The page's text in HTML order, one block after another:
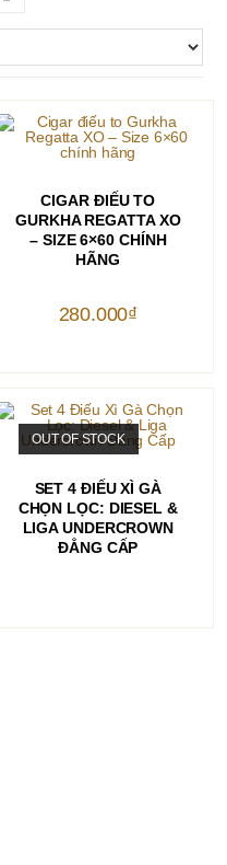
THÊM VÀO GIỎ HÀNG
CIGAR ĐIẾU TO
GURKHA REGATTA XO
– SIZE 6×60 CHÍNH
HÃNG
280.000₫
OUT OF STOCK
ĐỌC TIẾP
SET 4 ĐIẾU XÌ GÀ
CHỌN LỌC: DIESEL &
LIGA UNDERCROWN
ĐẲNG CẤP